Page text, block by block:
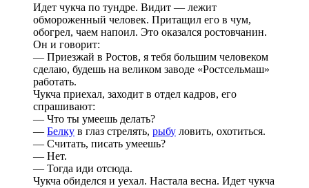
Идет чукча по тундре. Видит — лежит
обмороженный человек. Притащил его в чум,
обогрел, чаем напоил. Это оказался ростовчанин.
Он и говорит:
— Приезжай в Ростов, я тебя большим человеком
сделаю, будешь на великом заводе «Ростсельмаш»
работать.
Чукча приехал, заходит в отдел кадров, его
спрашивают:
— Что ты умеешь делать?
— Белку в глаз стрелять, рыбу ловить, охотиться.
— Считать, писать умеешь?
— Нет.
— Тогда иди отсюда.
Чукча обиделся и уехал. Настала весна. Идет чукча